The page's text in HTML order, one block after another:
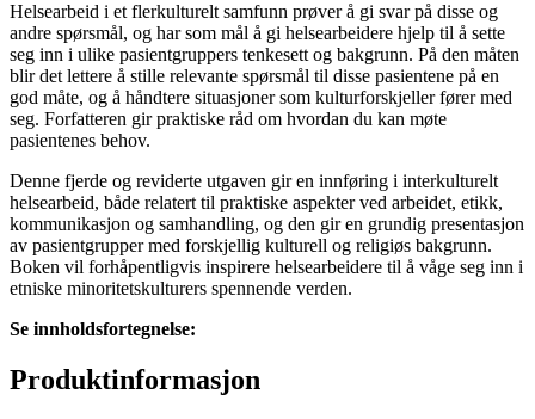
Helsearbeid i et flerkulturelt samfunn prøver å gi svar på disse og
andre spørsmål, og har som mål å gi helsearbeidere hjelp til å sette
seg inn i ulike pasientgruppers tenkesett og bakgrunn. På den måten
blir det lettere å stille relevante spørsmål til disse pasientene på en
god måte, og å håndtere situasjoner som kulturforskjeller fører med
seg. Forfatteren gir praktiske råd om hvordan du kan møte
pasientenes behov.
Denne fjerde og reviderte utgaven gir en innføring i interkulturelt
helsearbeid, både relatert til praktiske aspekter ved arbeidet, etikk,
kommunikasjon og samhandling, og den gir en grundig presentasjon
av pasientgrupper med forskjellig kulturell og religiøs bakgrunn.
Boken vil forhåpentligvis inspirere helsearbeidere til å våge seg inn i
etniske minoritetskulturers spennende verden.
Se innholdsfortegnelse:
Produktinformasjon